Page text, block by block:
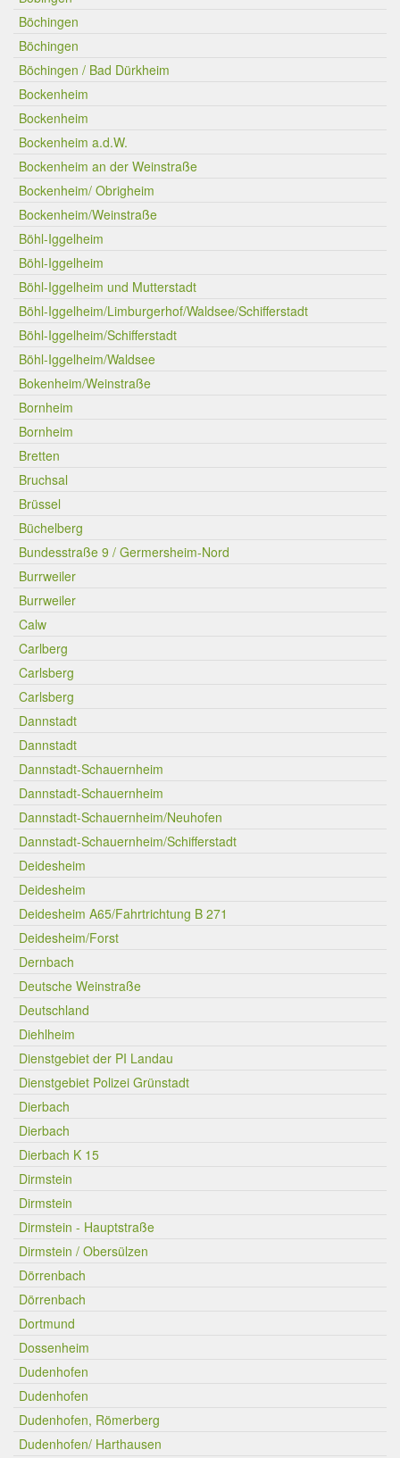
Böchingen
Böchingen
Böchingen / Bad Dürkheim
Bockenheim
Bockenheim
Bockenheim a.d.W.
Bockenheim an der Weinstraße
Bockenheim/ Obrigheim
Bockenheim/Weinstraße
Böhl-Iggelheim
Böhl-Iggelheim
Böhl-Iggelheim und Mutterstadt
Böhl-Iggelheim/Limburgerhof/Waldsee/Schifferstadt
Böhl-Iggelheim/Schifferstadt
Böhl-Iggelheim/Waldsee
Bokenheim/Weinstraße
Bornheim
Bornheim
Bretten
Bruchsal
Brüssel
Büchelberg
Bundesstraße 9 / Germersheim-Nord
Burrweiler
Burrweiler
Calw
Carlberg
Carlsberg
Carlsberg
Dannstadt
Dannstadt
Dannstadt-Schauernheim
Dannstadt-Schauernheim
Dannstadt-Schauernheim/Neuhofen
Dannstadt-Schauernheim/Schifferstadt
Deidesheim
Deidesheim
Deidesheim A65/Fahrtrichtung B 271
Deidesheim/Forst
Dernbach
Deutsche Weinstraße
Deutschland
Diehlheim
Dienstgebiet der PI Landau
Dienstgebiet Polizei Grünstadt
Dierbach
Dierbach
Dierbach K 15
Dirmstein
Dirmstein
Dirmstein - Hauptstraße
Dirmstein / Obersülzen
Dörrenbach
Dörrenbach
Dortmund
Dossenheim
Dudenhofen
Dudenhofen
Dudenhofen, Römerberg
Dudenhofen/ Harthausen